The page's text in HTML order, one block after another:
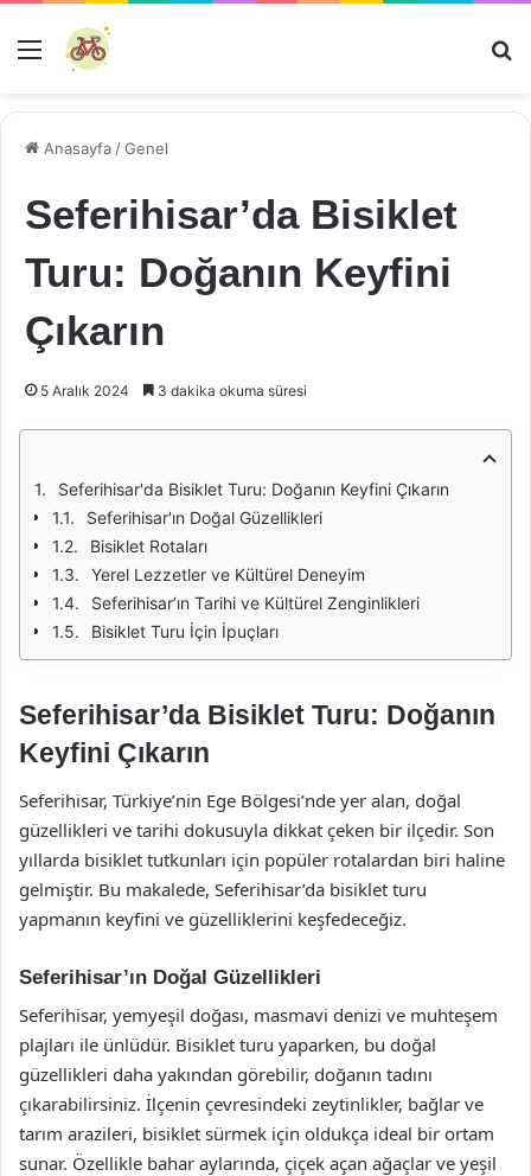
Menü
Anasayfa /Genel
Seferihisar’da Bisiklet
Turu: Doğanın Keyfini
Çıkarın
5 Aralık 2024 3 dakika okuma süresi
Seferihisar'da Bisiklet Turu: Doğanın Keyfini Çıkarın
Seferihisar'ın Doğal Güzellikleri
Bisiklet Rotaları
Yerel Lezzetler ve Kültürel Deneyim
Seferihisar’ın Tarihi ve Kültürel Zenginlikleri
Bisiklet Turu İçin İpuçları
Seferihisar’da Bisiklet Turu: Doğanın
Keyfini Çıkarın
Seferihisar, Türkiye’nin Ege Bölgesi’nde yer alan, doğal
güzellikleri ve tarihi dokusuyla dikkat çeken bir ilçedir. Son
yıllarda bisiklet tutkunları için popüler rotalardan biri haline
gelmiştir. Bu makalede, Seferihisar’da bisiklet turu
yapmanın keyfini ve güzelliklerini keşfedeceğiz.
Seferihisar’ın Doğal Güzellikleri
Seferihisar, yemyeşil doğası, masmavi denizi ve muhteşem
plajları ile ünlüdür. Bisiklet turu yaparken, bu doğal
güzellikleri daha yakından görebilir, doğanın tadını
çıkarabilirsiniz. İlçenin çevresindeki zeytinlikler, bağlar ve
tarım arazileri, bisiklet sürmek için oldukça ideal bir ortam
sunar. Özellikle bahar aylarında, çiçek açan ağaçlar ve yeşil